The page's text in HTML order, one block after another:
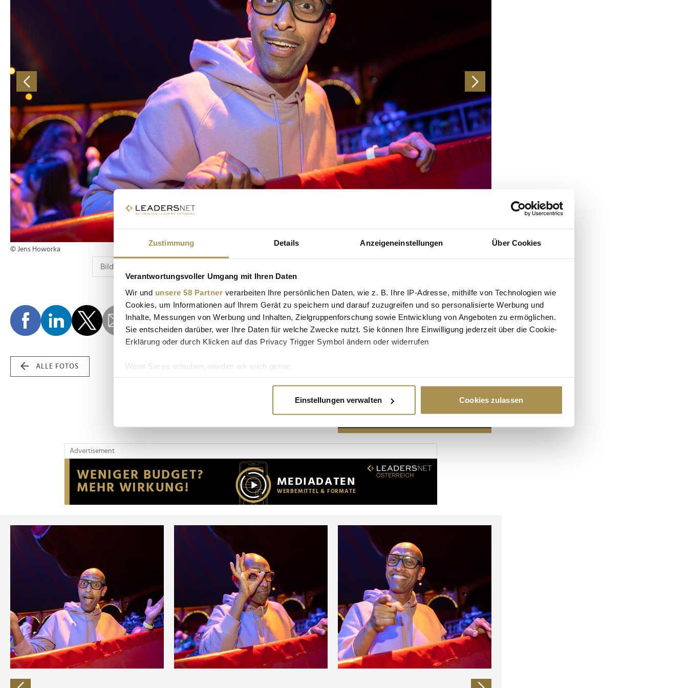
Zustimmung Details Anzeigeneinstellungen Über Cookies
Verantwortungsvoller Umgang mit Ihren Daten
Wir und unsere 58 Partner verarbeiten Ihre persönlichen Daten, wie z. B. Ihre IP-Adresse, mithilfe von Technologien wie
Cookies, um Informationen auf Ihrem Gerät zu speichern und darauf zuzugreifen und so personalisierte Werbung und
Inhalte, Messungen von Werbung und Inhalten, Zielgruppenforschung sowie Entwicklung von Angeboten zu ermöglichen.
Sie entscheiden darüber, wer Ihre Daten für welche Zwecke nutzt. Sie können Ihre Einwilligung jederzeit über die Cookie-
Erklärung oder durch Klicken auf das Privacy Trigger Symbol ändern oder widerrufen
Wenn Sie es erlauben, würden wir auch gerne:
Erfahren Sie mehr darüber, wie Ihre persönlichen Daten verarbeitet werden, und legen Sie Ihre Präferenzen im
Wir verwenden Cookies, um Inhalte und Anzeigen zu personalisieren, Funktionen für soziale Medien anbieten zu können
Website an unsere Partner für soziale Medien, Werbung und Analysen weiter. Unsere Partner führen diese Informationen
möglicherweise mit weiteren Daten zusammen, die Sie ihnen bereitgestellt haben oder die sie im Rahmen Ihrer Nutzung
der Dienste gesammelt haben.
Einstellungen verwalten Cookies zulassen
© Jens Howorka
ALLE FOTOS
Advertisement
Advertisement